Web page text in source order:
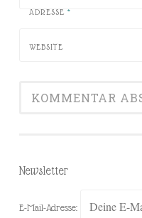
ADRESSE *
WEBSITE
Newsletter
E-Mail-Adresse: